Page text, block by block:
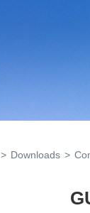
> Downloads >